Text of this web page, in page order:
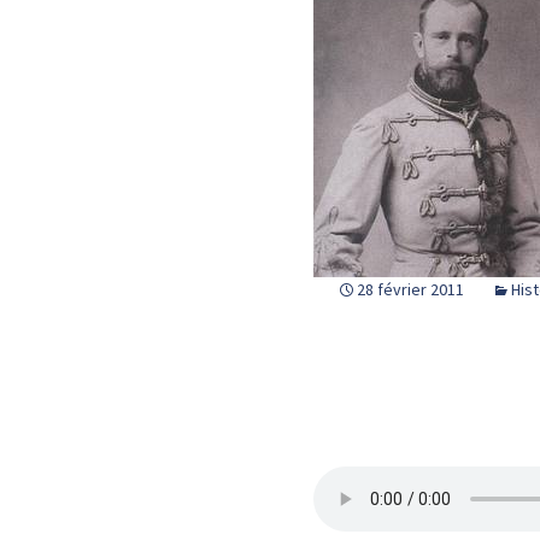
28 février 2011